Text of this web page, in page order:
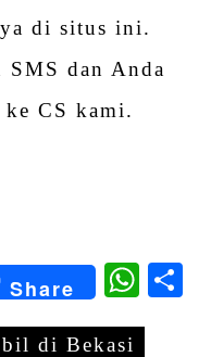
di situs ini.
dan Anda
CS kami.
Share
di Bekasi